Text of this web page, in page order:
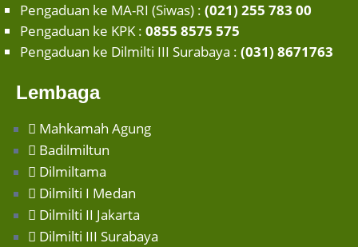
Pengaduan ke MA-RI (Siwas) : (021) 255 783 00
Pengaduan ke KPK : 0855 8575 575
Pengaduan ke Dilmilti III Surabaya : (031) 8671763
Lembaga
Mahkamah Agung
Badilmiltun
Dilmiltama
Dilmilti I Medan
Dilmilti II Jakarta
Dilmilti III Surabaya